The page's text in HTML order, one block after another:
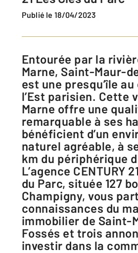
Publié le 18/04/2023
Entourée par la rivière de la
Marne, Saint-Maur-
est une presqu’île
l’Est parisien. Cette
Marne offre une
remarquable à ses
bénéficient d’un
naturel agréable, à
km du périphérique
L’agence CENTURY
du Parc, située 127
Champigny, vous
connaissances du
immobilier de Saint-
Fossés et trois
investir dans la